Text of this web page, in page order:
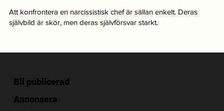
Att konfrontera en narcissistisk chef är sällan enkelt. Deras
självbild är skör, men deras självförsvar starkt.
Bli publicerad
Annonsera